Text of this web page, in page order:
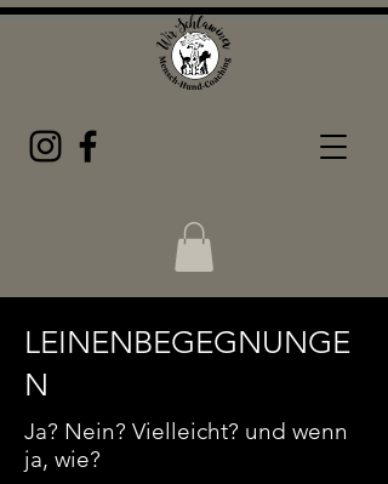
LEINENBEGEGNUNGE
N
Ja? Nein? Vielleicht? und wenn
ja, wie?